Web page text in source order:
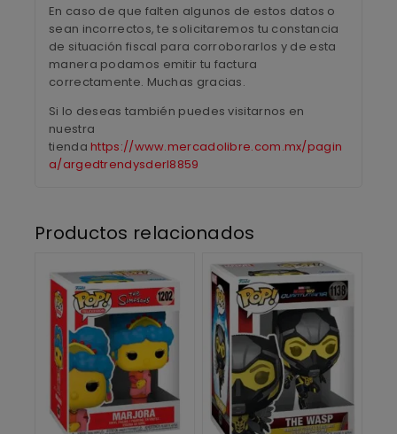
En caso de que falten algunos de estos datos o
sean incorrectos, te solicitaremos tu constancia
de situación fiscal para corroborarlos y de esta
manera podamos emitir tu factura
correctamente. Muchas gracias.
Si lo deseas también puedes visitarnos en
nuestra
tiendahttps://www.mercadolibre.com.mx/pagin
a/argedtrendysderl8859
Productos relacionados